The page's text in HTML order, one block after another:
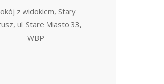
z widokiem, Stary
ul. Stare Miasto 33,
WBP